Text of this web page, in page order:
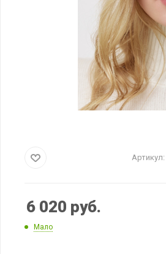
Артикул:
6 020 руб.
Мало